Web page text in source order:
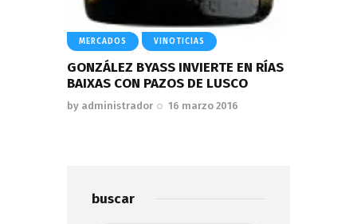
MERCADOS VINOTICIAS
GONZÁLEZ BYASS INVIERTE EN RÍAS
BAIXAS CON PAZOS DE LUSCO
by administrador 16 marzo 2016
buscar